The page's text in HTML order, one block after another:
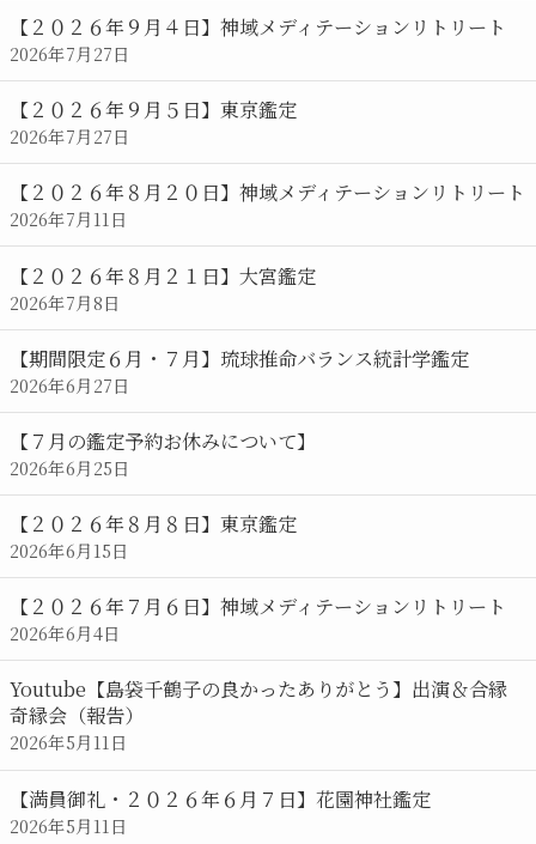
【２０２６年９月４日】神域メディテーションリトリート
2026年7月27日
【２０２６年９月５日】東京鑑定
2026年7月27日
【２０２６年８月２０日】神域メディテーションリトリート
2026年7月11日
【２０２６年８月２１日】大宮鑑定
2026年7月8日
【期間限定６月・７月】琉球推命バランス統計学鑑定
2026年6月27日
【７月の鑑定予約お休みについて】
2026年6月25日
【２０２６年８月８日】東京鑑定
2026年6月15日
【２０２６年７月６日】神域メディテーションリトリート
2026年6月4日
Youtube【島袋千鶴子の良かったありがとう】出演＆合縁
奇縁会（報告）
2026年5月11日
【満員御礼・２０２６年６月７日】花園神社鑑定
2026年5月11日